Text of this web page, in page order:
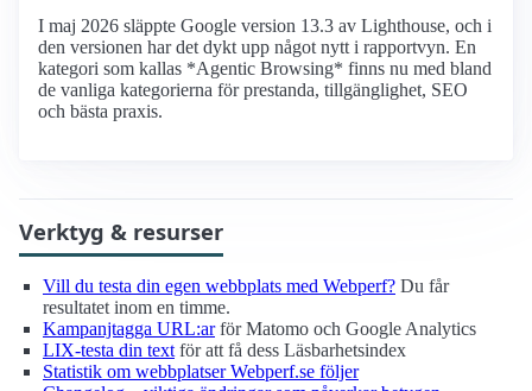
I maj 2026 släppte Google version 13.3 av Lighthouse, och i
den versionen har det dykt upp något nytt i rapportvyn. En
kategori som kallas *Agentic Browsing* finns nu med bland
de vanliga kategorierna för prestanda, tillgänglighet, SEO
och bästa praxis.
Verktyg & resurser
Vill du testa din egen webbplats med Webperf? Du får
resultatet inom en timme.
Kampanjtagga URL:arför Matomo och Google Analytics
LIX-testa din text för att få dess Läsbarhetsindex
Statistik om webbplatser Webperf.se följer